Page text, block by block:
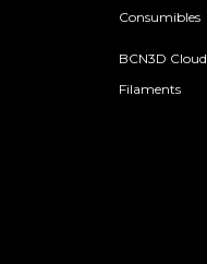
Consumibles
BCN3D Cloud
Filaments